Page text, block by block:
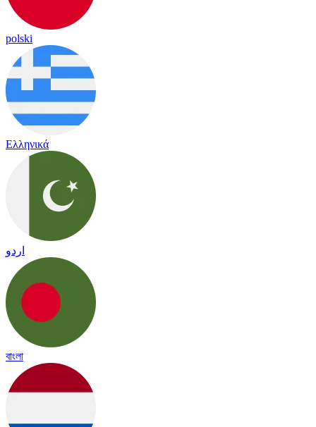
polski
Ελληνικά
اردو
বাংলা